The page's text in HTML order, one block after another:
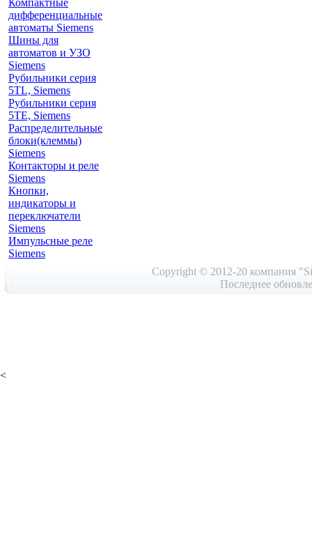
Компактные
дифференциальные
автоматы Siemens
Шины для
автоматов и УЗО
Siemens
Рубильники серия
5TL, Siemens
Рубильники серия
5TE, Siemens
Распределительные
блоки(клеммы)
Siemens
Контакторы и реле
Siemens
Кнопки,
индикаторы и
переключатели
Siemens
Импульсные реле
Siemens
Copyright © 2012-20 компания
Последнее
<